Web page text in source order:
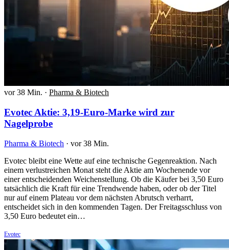
vor 38 Min. · Pharma & Biotech
Evotec Aktie: 3,19-Euro-Marke wird zur
Nagelprobe
Pharma & Biotech · vor 38 Min.
Evotec bleibt eine Wette auf eine technische Gegenreaktion. Nach
einem verlustreichen Monat steht die Aktie am Wochenende vor
einer entscheidenden Weichenstellung. Ob die Käufer bei 3,50 Euro
tatsächlich die Kraft für eine Trendwende haben, oder ob der Titel
nur auf einem Plateau vor dem nächsten Abrutsch verharrt,
entscheidet sich in den kommenden Tagen. Der Freitagsschluss von
3,50 Euro bedeutet ein…
Evotec